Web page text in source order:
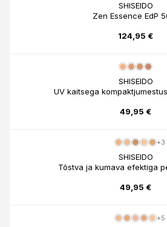
SHISEIDO
Zen Essence EdP
124,95 €
SHISEIDO
UV kaitsega
49,95 €
+3
SHISEIDO
Tõstva ja kumava efektiga
49,95 €
+5